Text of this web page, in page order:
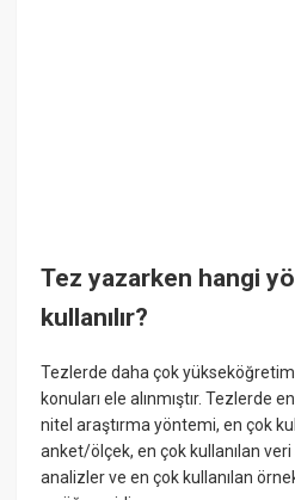
Tez yazarken hangi
kullanılır?
Tezlerde daha çok
konuları ele alınmıştır. Tezlerde
nitel araştırma yöntemi, en çok
anket/ölçek, en çok kullanılan
analizler ve en çok kullanılan